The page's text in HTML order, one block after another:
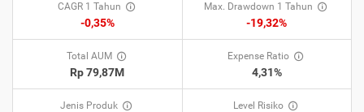
CAGR 1 Tahun
-0,35%
Max. Drawdown 1 Tahun
-19,32%
Total AUM
Rp 79,87M
Expense Ratio
4,31%
Jenis Produk Level Risiko